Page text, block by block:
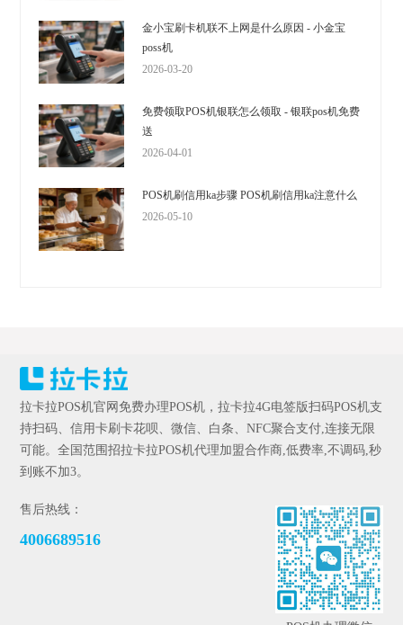
金小宝刷卡机联不上网是什么原因 - 小金宝
poss机
2026-03-20
免费领取POS机银联怎么领取 - 银联pos机免费
送
2026-04-01
POS机刷信用ka步骤 POS机刷信用ka注意什么
2026-05-10
拉卡拉POS机官网免费办理POS机，拉卡拉4G电签版扫码POS机支
持扫码、信用卡刷卡花呗、微信、白条、NFC聚合支付,连接无限
可能。全国范围招拉卡拉POS机代理加盟合作商,低费率,不调码,秒
到账不加3。
售后热线：
4006689516